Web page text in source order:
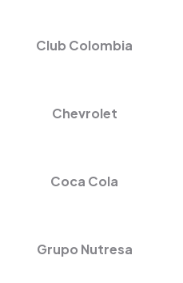
Club Colombia
Chevrolet
Coca Cola
Grupo Nutresa